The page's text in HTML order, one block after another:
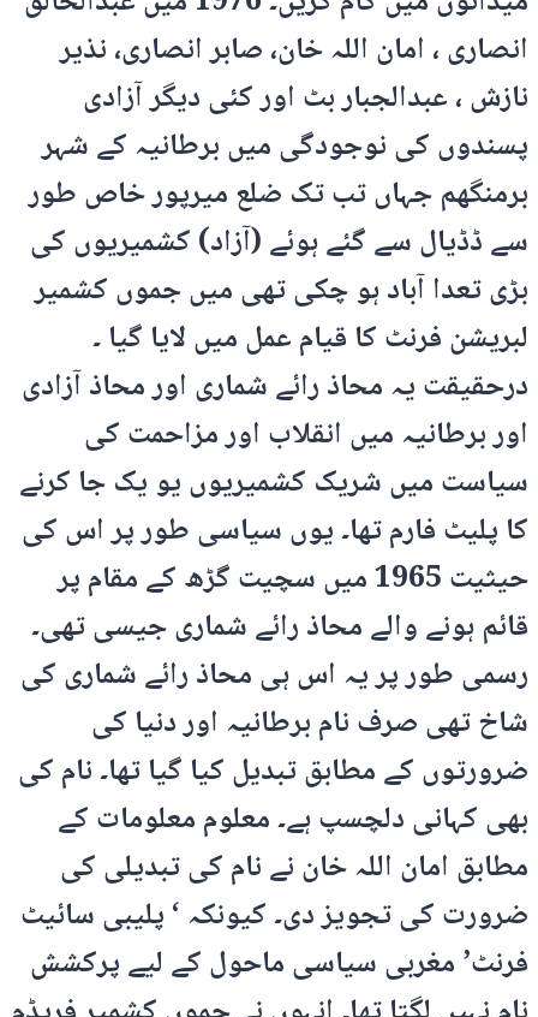
انصاری ، امان اللہ خان، صابر انصاری، نذیر
نازش ، عبدالجبار بٹ اور کئی دیگر آزادی
پسندوں کی نوجودگی میں برطانیہ کے شہر
برمنگھم جہاں تب تک ضلع میرپور خاص طور
سے ڈڈیال سے گئے ہوئے (آزاد) کشمیریوں کی
بڑی تعدا آباد ہو چکی تھی میں جموں کشمیر
لبریشن فرنٹ کا قیام عمل میں لایا گیا ۔
درحقیقت یہ محاذ رائے شماری اور محاذ آزادی
اور برطانیہ میں انقلاب اور مزاحمت کی
سیاست میں شریک کشمیریوں یو یک جا کرنے
کا پلیٹ فارم تھا۔ یوں سیاسی طور پر اس کی
حیثیت 1965 میں سچیت گڑھ کے مقام پر
قائم ہونے والے محاذ رائے شماری جیسی تھی۔
رسمی طور پر یہ اس ہی محاذ رائے شماری کی
شاخ تھی صرف نام برطانیہ اور دنیا کی
ضرورتوں کے مطابق تبدیل کیا گیا تھا۔ نام کی
بھی کہانی دلچسپ ہے۔ معلوم معلومات کے
مطابق امان اللہ خان نے نام کی تبدیلی کی
ضرورت کی تجویز دی۔ کیونکہ ‘ پلیبی سائیٹ
فرنٹ’ مغربی سیاسی ماحول کے لیے پرکشش